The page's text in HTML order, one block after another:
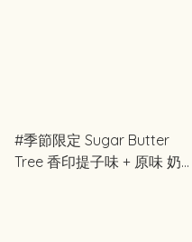
#季節限定 Sugar Butter
Tree 香印提子味 + 原味 奶油